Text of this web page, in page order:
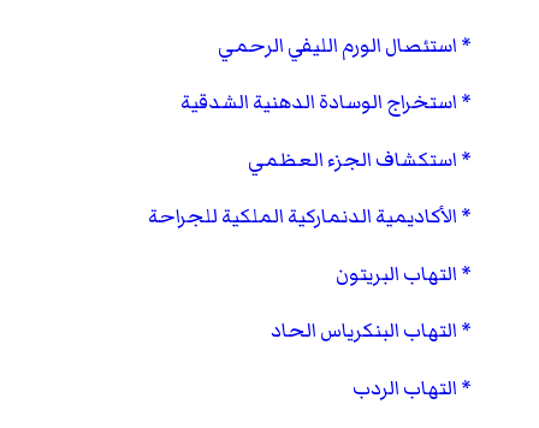
استئصال الورم الليفي الرحمي
استخراج الوسادة الدهنية الشدقية
استكشاف الجزء العظمي
الأكاديمية الدنماركية الملكية للجراحة
التهاب البريتون
التهاب البنكرياس الحاد
التهاب الردب